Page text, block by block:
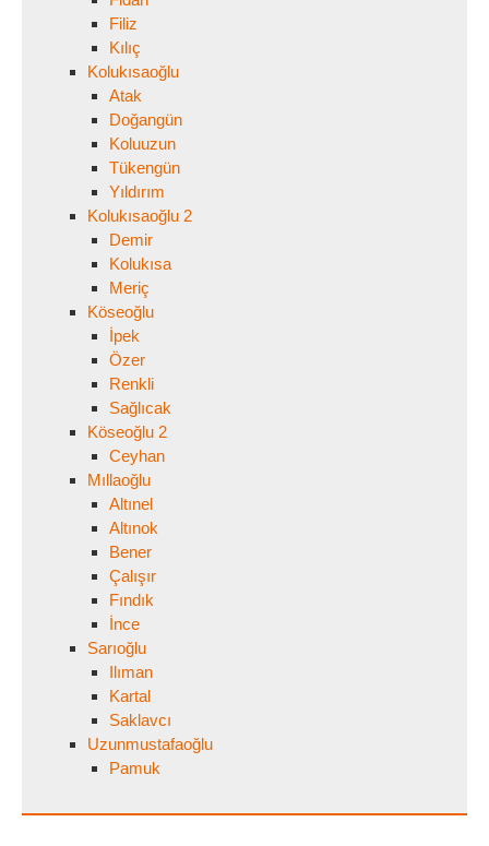
Filiz
Kılıç
Kolukısaoğlu
Atak
Doğangün
Koluuzun
Tükengün
Yıldırım
Kolukısaoğlu 2
Demir
Kolukısa
Meriç
Köseoğlu
İpek
Özer
Renkli
Sağlıcak
Köseoğlu 2
Ceyhan
Mıllaoğlu
Altınel
Altınok
Bener
Çalışır
Fındık
İnce
Sarıoğlu
Ilıman
Kartal
Saklavcı
Uzunmustafaoğlu
Pamuk